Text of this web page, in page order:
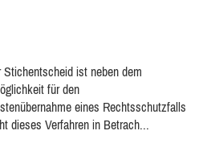
ist neben dem
für den
eines Rechtsschutzfalls
dieses Verfahren in Betrach...